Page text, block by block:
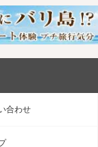
合わせ